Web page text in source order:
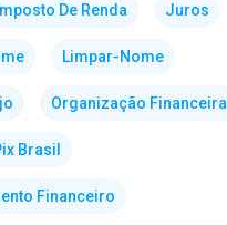
De Renda Juros
Limpar-Nome
Organização Financeira
Brasil
Financeiro